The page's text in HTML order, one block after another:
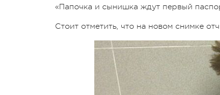
«Папочка и сынишка ждут первый
Стоит отметить, что на новом снимке